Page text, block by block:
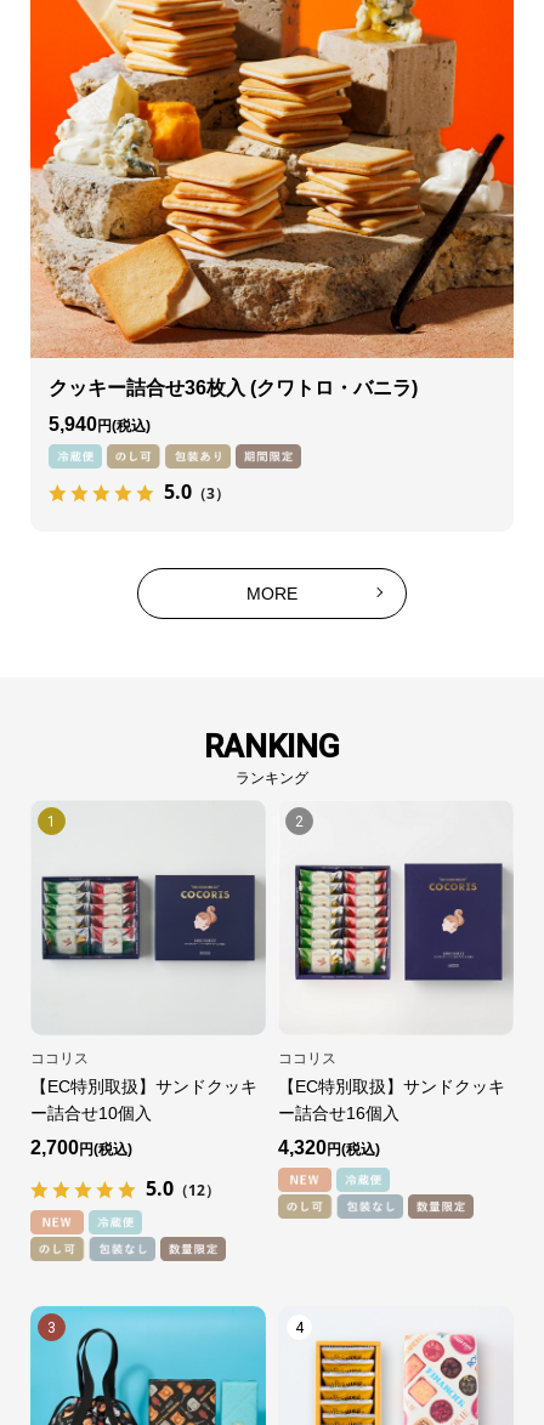
クッキー詰合せ36枚入 (クワトロ・バニラ)
5,940円
5.0 （3）
MORE
RANKING
ランキング
1
ココリス
【EC特別取扱】サンドクッキ
ー詰合せ10個入
2,700円
5.0 （12）
2
ココリス
【EC特別取扱】サンドクッキ
ー詰合せ16個入
4,320円
3 4